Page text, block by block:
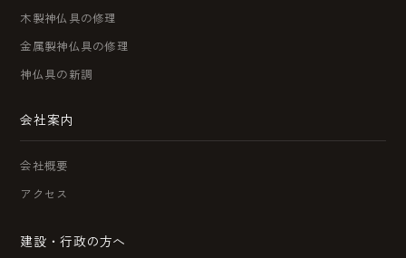
木製神仏具の修理
金属製神仏具の修理
神仏具の新調
会社案内
会社概要
アクセス
建設・行政の方へ